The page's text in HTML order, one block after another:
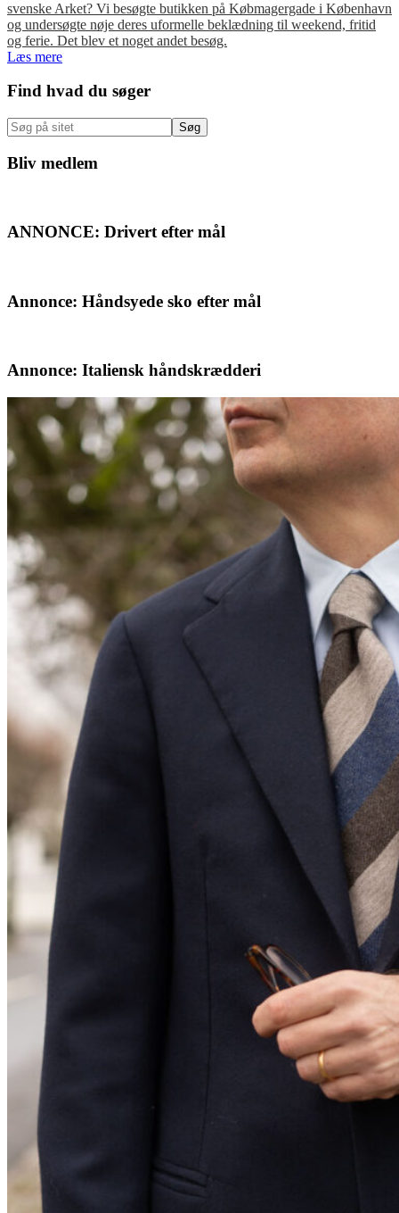
svenske Arket? Vi besøgte butikken på Købmagergade i København
og undersøgte nøje deres uformelle beklædning til weekend, fritid
og ferie. Det blev et noget andet besøg.
Læs mere
Primær
Sidebar
Find hvad du søger
Søg
på
sitet
Bliv medlem
ANNONCE: Drivert efter mål
Annonce: Håndsyede sko efter mål
Annonce: Italiensk håndskrædderi